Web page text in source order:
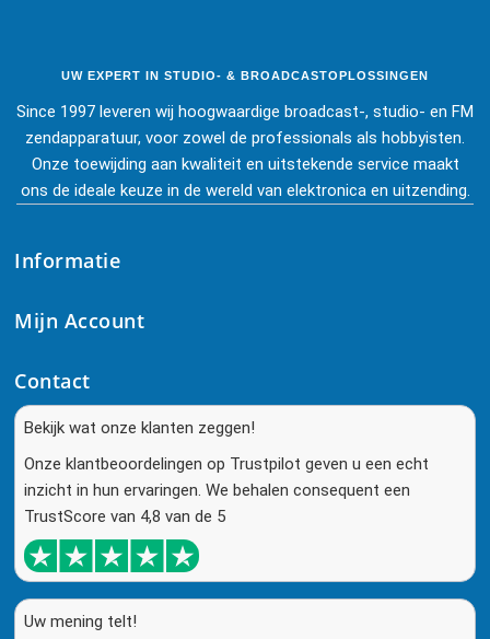
UW EXPERT IN STUDIO- & BROADCASTOPLOSSINGEN
Since 1997 leveren wij hoogwaardige broadcast-, studio- en FM
zendapparatuur, voor zowel de professionals als hobbyisten.
Onze toewijding aan kwaliteit en uitstekende service maakt
ons de ideale keuze in de wereld van elektronica en uitzending.
Informatie
Mijn Account
Contact
Bekijk wat onze klanten zeggen!
Onze klantbeoordelingen op Trustpilot geven u een echt
inzicht in hun ervaringen. We behalen consequent een
TrustScore van 4,8 van de 5
Uw mening telt!